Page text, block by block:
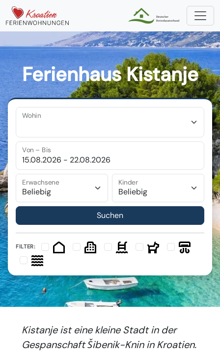
Ferienhaus Kistanje
Wohin
Von – Bis
Erwachsene Kinder
FILTER:
Kistanje ist eine kleine Stadt in der
Gespanschaft Šibenik-Knin in Kroatien.